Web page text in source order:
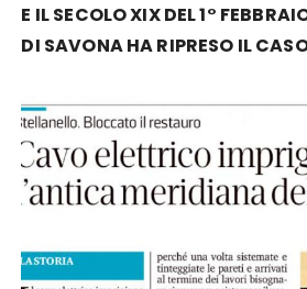
E IL SECOLO XIX DEL 1°
DI SAVONA HA RIPRESO IL